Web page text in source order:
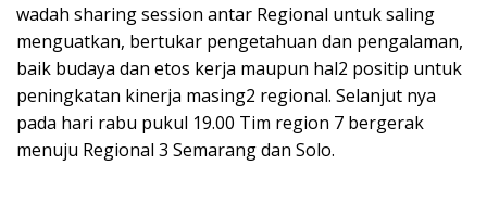
wadah sharing session antar Regional untuk saling
menguatkan, bertukar pengetahuan dan pengalaman,
baik budaya dan etos kerja maupun hal2 positip untuk
peningkatan kinerja masing2 regional. Selanjut nya
pada hari rabu pukul 19.00 Tim region 7 bergerak
menuju Regional 3 Semarang dan Solo.